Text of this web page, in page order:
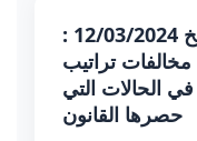
قرار تعقيبي عدد 58008 بتاريخ 12/03/2024 :
مخالفات تراتيب
الحالات التي
حصرها القانون